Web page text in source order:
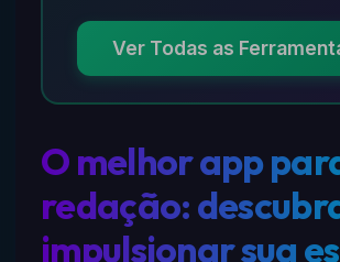
Ver Todas as
O melhor app
redação:
impulsionar sua